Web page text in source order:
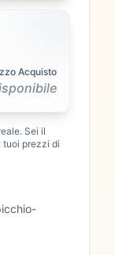
Acquisto
Sei il
tuoi prezzi di